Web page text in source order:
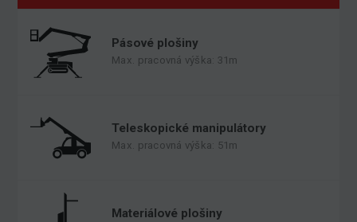
Pásové plošiny
Max. pracovná výška: 31m
Teleskopické manipulátory
Max. pracovná výška: 51m
Materiálové plošiny